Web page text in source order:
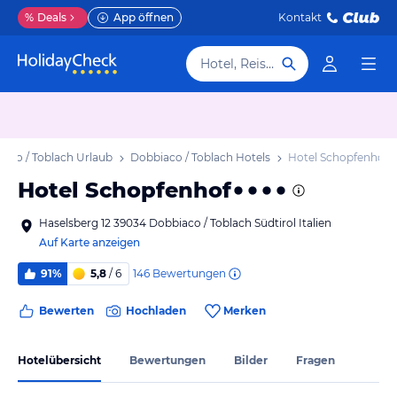
% Deals App öffnen Kontakt
Hotel, Reiseziel
/ Toblach Urlaub Dobbiaco / Toblach Hotels Hotel Schopfenhof
Hotel Schopfenhof
Haselsberg 12 39034 Dobbiaco / Toblach Südtirol Italien
Auf Karte anzeigen
91% 5,8 / 6 146 Bewertungen
Bewerten Hochladen Merken
Hotelübersicht Bewertungen Bilder Fragen